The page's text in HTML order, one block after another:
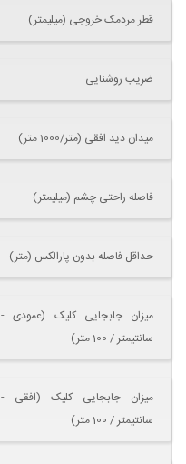
قطر مردمک خروجی (میلیمتر)
ضریب روشنایی
میدان دید افقی (متر/1000 متر)
فاصله راحتی چشم (میلیمتر)
حداقل فاصله بدون پارالکس (متر)
میزان جابجایی کلیک (عمودی -
سانتیمتر / 100 متر)
میزان جابجایی کلیک (افقی -
سانتیمتر / 100 متر)